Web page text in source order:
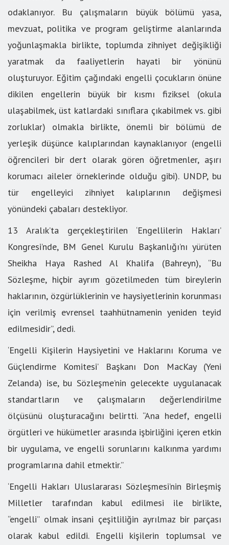
odaklanıyor. Bu çalışmaların büyük bölümü yasa,
mevzuat, politika ve program geliştirme alanlarında
yoğunlaşmakla birlikte, toplumda zihniyet değişikliği
yaratmak da faaliyetlerin hayati bir yönünü
oluşturuyor. Eğitim çağındaki engelli çocukların önüne
dikilen engellerin büyük bir kısmı fiziksel (okula
ulaşabilmek, üst katlardaki sınıflara çıkabilmek vs. gibi
zorluklar) olmakla birlikte, önemli bir bölümü de
yerleşik düşünce kalıplarından kaynaklanıyor (engelli
öğrencileri bir dert olarak gören öğretmenler, aşırı
korumacı aileler örneklerinde olduğu gibi). UNDP, bu
tür engelleyici zihniyet kalıplarının değişmesi
yönündeki çabaları destekliyor.
13 Aralık’ta gerçekleştirilen ‘Engellilerin Hakları’
Kongresi’nde, BM Genel Kurulu Başkanlığı’nı yürüten
Sheikha Haya Rashed Al Khalifa (Bahreyn), “Bu
Sözleşme, hiçbir ayrım gözetilmeden tüm bireylerin
haklarının, özgürlüklerinin ve haysiyetlerinin korunması
için verilmiş evrensel taahhütnamenin yeniden teyid
edilmesidir”, dedi.
‘Engelli Kişilerin Haysiyetini ve Haklarını Koruma ve
Güçlendirme Komitesi’ Başkanı Don MacKay (Yeni
Zelanda) ise, bu Sözleşme’nin gelecekte uygulanacak
standartların ve çalışmaların değerlendirilme
ölçüsünü oluşturacağını belirtti. “Ana hedef, engelli
örgütleri ve hükümetler arasında işbirliğini içeren etkin
bir uygulama, ve engelli sorunlarını kalkınma yardımı
programlarına dahil etmektir.”
‘Engelli Hakları Uluslararası Sözleşmesi’nin Birleşmiş
Milletler tarafından kabul edilmesi ile birlikte,
“engelli” olmak insani çeşitliliğin ayrılmaz bir parçası
olarak kabul edildi. Engelli kişilerin toplumsal ve